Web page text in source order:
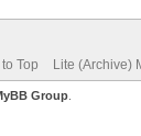
Top Lite (Archive)
Group